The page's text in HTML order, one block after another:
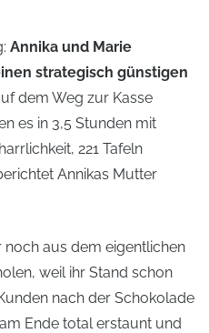
Annika und Marie
strategisch günstigen
dem Weg zur Kasse
es in 3,5 Stunden mit
221 Tafeln
Annikas Mutter
aus dem eigentlichen
weil ihr Stand schon
nach der Schokolade
Ende total erstaunt und